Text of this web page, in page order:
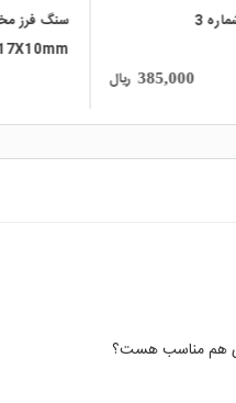
3
385,000 ریال
سنگ فرز
هم مناسب هست؟